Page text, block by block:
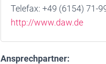
Telefax: +49 (6154) 71-
http://www.daw.de
Ansprechpartner: